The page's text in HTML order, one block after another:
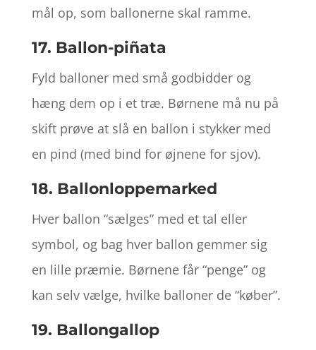
mål op, som ballonerne skal ramme.
17. Ballon-piñata
Fyld balloner med små godbidder og
hæng dem op i et træ. Børnene må nu på
skift prøve at slå en ballon i stykker med
en pind (med bind for øjnene for sjov).
18. Ballonloppemarked
Hver ballon “sælges” med et tal eller
symbol, og bag hver ballon gemmer sig
en lille præmie. Børnene får “penge” og
kan selv vælge, hvilke balloner de “køber”.
19. Ballongallop